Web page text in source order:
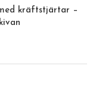
kräftstjärtar –